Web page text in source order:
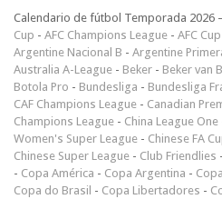
Calendario de fútbol Temporada 2026
Cup - AFC Champions League - AFC Cup
Argentine Nacional B - Argentine
Australia A-League - Beker - Beker van
Botola Pro - Bundesliga - Bundesliga
CAF Champions League - Canadian
Champions League - China League One
Women's Super League - Chinese FA
Chinese Super League - Club Friendlies -
- Copa América - Copa Argentina -
Copa do Brasil - Copa Libertadores -